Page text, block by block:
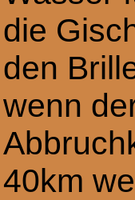
die
den
wenn
40km